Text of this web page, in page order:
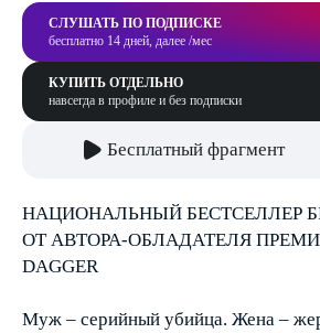
СЛУШАТЬ ПО ПОДПИСКЕ
бесплатно 14 дней, далее /мес
КУПИТЬ ОТДЕЛЬНО
навсегда в профиле и без подписки
Бесплатный фрагмент
НАЦИОНАЛЬНЫЙ БЕСТСЕЛЛЕР
ОТ АВТОРА-ОБЛАДАТЕЛЯ
DAGGER
Муж – серийный убийца. Жена –